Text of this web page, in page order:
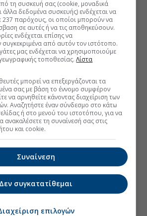
τη συσκευή σας (cookie, μοναδικά
άλλα δεδομένα συσκευής) ενδέχεται να
237 παρόχους, οι οποίοι μπορούν να
σε αυτές ή να τις αποθηκεύσουν.
ενδέχεται επίσης να
από αυτόν τον ιστότοπο.
μας ενδέχεται να χρησιμοποιούμε
τοποθεσίας.Λίστα
μπορεί να επεξεργάζονται τα
σας με βάση το έννομο συμφέρον
να αρνηθείτε κάνοντας διαχείριση των
Αναζητήστε έναν σύνδεσμο στο κάτω
ή στο μενού του ιστοτόπου, για να
ανακαλέσετε τη συναίνεσή σας στις
και cookie.
Συναίνεση
Δεν συγκατατίθεμαι
επιλογών